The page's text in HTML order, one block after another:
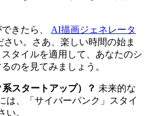
きたら、 AI描画ジェネレータ
い。さあ、楽しい時間の始ま
タイルを適用して、あなたのシ
のを見てみましょう。
スタートアップ）？ 未来的な
は、「サイバーパンク」スタイ
い。